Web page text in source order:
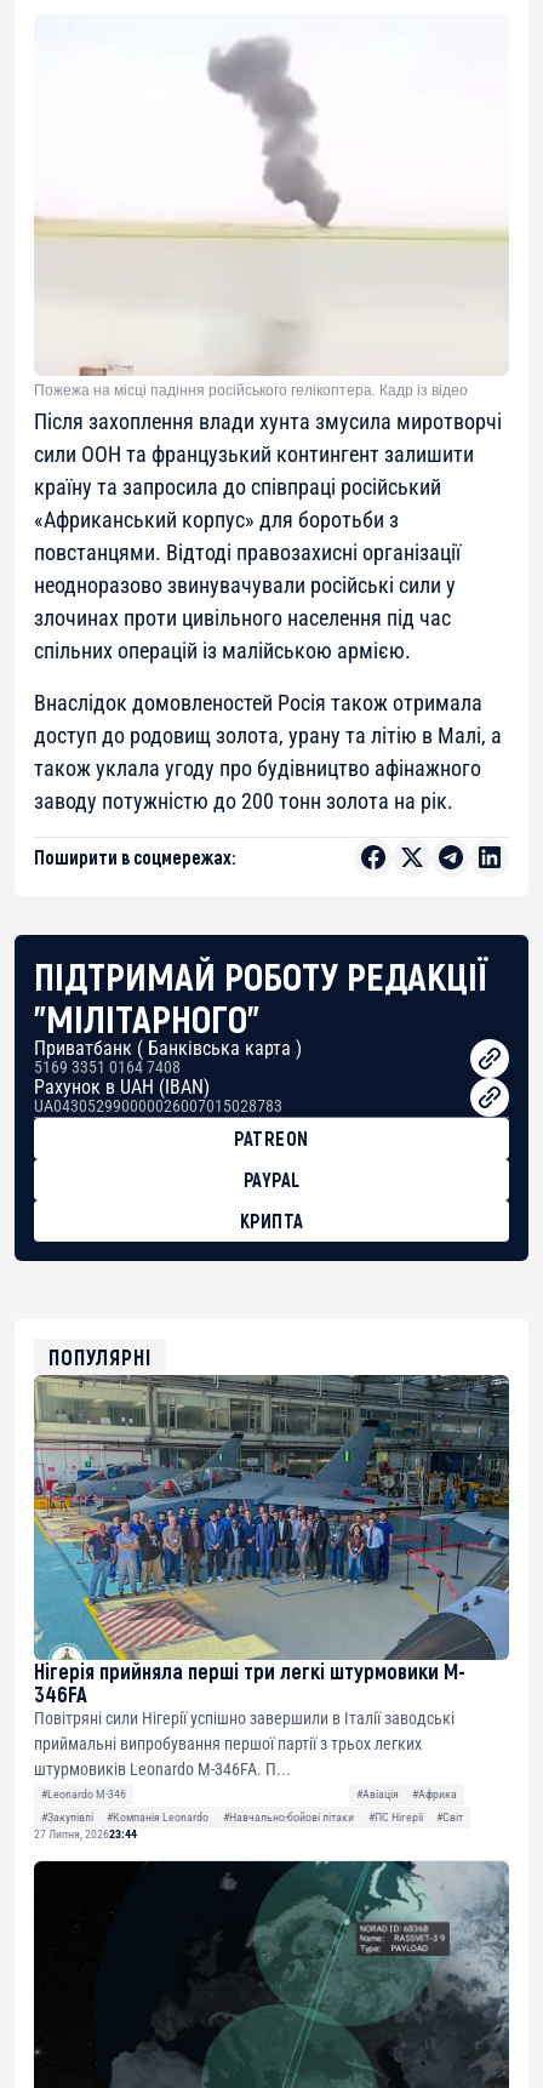
Пожежа на місці падіння російського гелікоптера. Кадр із відео
Після захоплення влади хунта змусила миротворчі
сили ООН та французький контингент залишити
країну та запросила до співпраці російський
«Африканський корпус» для боротьби з
повстанцями. Відтоді правозахисні організації
неодноразово звинувачували російські сили у
злочинах проти цивільного населення під час
спільних операцій із малійською армією.
Внаслідок домовленостей Росія також отримала
доступ до родовищ золота, урану та літію в Малі, а
також уклала угоду про будівництво афінажного
заводу потужністю до 200 тонн золота на рік.
Поширити в соцмережах:
ПІДТРИМАЙ РОБОТУ РЕДАКЦІЇ
"МІЛІТАРНОГО"
Приватбанк ( Банківська карта )
5169 3351 0164 7408
Рахунок в UAH (IBAN)
UA043052990000026007015028783
PATREON
PAYPAL
КРИПТА
0xfD02863D3289416fcF50975c9DFda13623f97758
ПОПУЛЯРНІ
Нігерія прийняла перші три легкі штурмовики M-
346FA
Повітряні сили Нігерії успішно завершили в Італії заводські
приймальні випробування першої партії з трьох легких
штурмовиків Leonardo M-346FA. П...
#Leonardo M-346 #Авіація
#Африка
#Закупівлі
#Компанія Leonardo #Навчально-бойові літаки #ПС Нігерії
#Світ
27 Липня, 202623:44